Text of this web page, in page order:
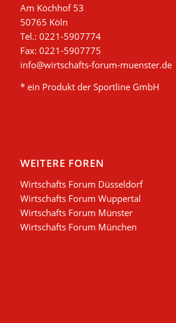
Am Köchhof 53
50765 Köln
Tel.: 0221-5907774
Fax: 0221-5907775
info@wirtschafts-forum-muenster.de
* ein Produkt der Sportline GmbH
WEITERE FOREN
Wirtschafts Forum Düsseldorf
Wirtschafts Forum Wuppertal
Wirtschafts Forum Münster
Wirtschafts Forum München